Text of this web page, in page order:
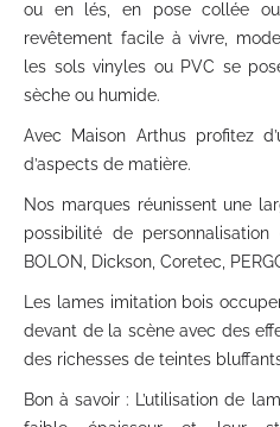
ou en lés, en pose collée
revêtement facile à vivre,
les sols vinyles ou PVC se
sèche ou humide.
Avec Maison Arthus profitez
d’aspects de matière.
Nos marques réunissent une
possibilité de
BOLON, Dickson, Coretec,
Les lames imitation bois
devant de la scène avec des
des richesses de teintes
Bon à savoir : L’utilisation de